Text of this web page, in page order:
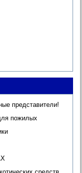
представители!
пожилых